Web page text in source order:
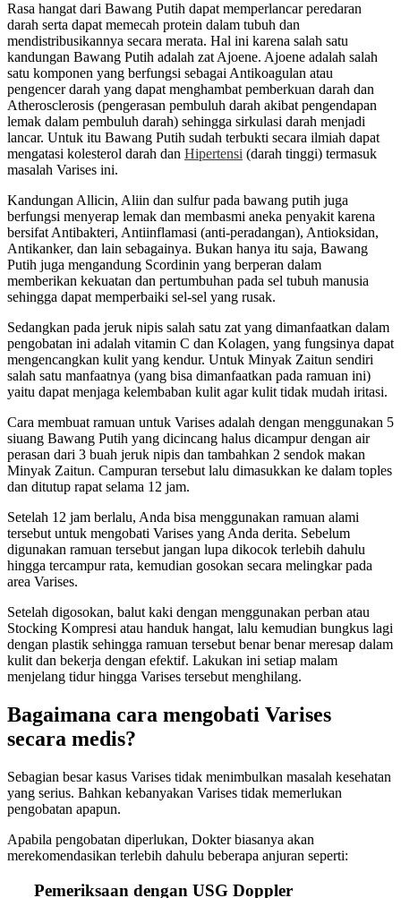
Rasa hangat dari Bawang Putih dapat memperlancar peredaran
darah serta dapat memecah protein dalam tubuh dan
mendistribusikannya secara merata. Hal ini karena salah satu
kandungan Bawang Putih adalah zat Ajoene. Ajoene adalah salah
satu komponen yang berfungsi sebagai Antikoagulan atau
pengencer darah yang dapat menghambat pemberkuan darah dan
Atherosclerosis (pengerasan pembuluh darah akibat pengendapan
lemak dalam pembuluh darah) sehingga sirkulasi darah menjadi
lancar. Untuk itu Bawang Putih sudah terbukti secara ilmiah dapat
mengatasi kolesterol darah dan Hipertensi (darah tinggi) termasuk
masalah Varises ini.
Kandungan Allicin, Aliin dan sulfur pada bawang putih juga
berfungsi menyerap lemak dan membasmi aneka penyakit karena
bersifat Antibakteri, Antiinflamasi (anti-peradangan), Antioksidan,
Antikanker, dan lain sebagainya. Bukan hanya itu saja, Bawang
Putih juga mengandung Scordinin yang berperan dalam
memberikan kekuatan dan pertumbuhan pada sel tubuh manusia
sehingga dapat memperbaiki sel-sel yang rusak.
Sedangkan pada jeruk nipis salah satu zat yang dimanfaatkan dalam
pengobatan ini adalah vitamin C dan Kolagen, yang fungsinya dapat
mengencangkan kulit yang kendur. Untuk Minyak Zaitun sendiri
salah satu manfaatnya (yang bisa dimanfaatkan pada ramuan ini)
yaitu dapat menjaga kelembaban kulit agar kulit tidak mudah iritasi.
Cara membuat ramuan untuk Varises adalah dengan menggunakan 5
siuang Bawang Putih yang dicincang halus dicampur dengan air
perasan dari 3 buah jeruk nipis dan tambahkan 2 sendok makan
Minyak Zaitun. Campuran tersebut lalu dimasukkan ke dalam toples
dan ditutup rapat selama 12 jam.
Setelah 12 jam berlalu, Anda bisa menggunakan ramuan alami
tersebut untuk mengobati Varises yang Anda derita. Sebelum
digunakan ramuan tersebut jangan lupa dikocok terlebih dahulu
hingga tercampur rata, kemudian gosokan secara melingkar pada
area Varises.
Setelah digosokan, balut kaki dengan menggunakan perban atau
Stocking Kompresi atau handuk hangat, lalu kemudian bungkus lagi
dengan plastik sehingga ramuan tersebut benar benar meresap dalam
kulit dan bekerja dengan efektif. Lakukan ini setiap malam
menjelang tidur hingga Varises tersebut menghilang.
Bagaimana cara mengobati Varises
secara medis?
Sebagian besar kasus Varises tidak menimbulkan masalah kesehatan
yang serius. Bahkan kebanyakan Varises tidak memerlukan
pengobatan apapun.
Apabila pengobatan diperlukan, Dokter biasanya akan
merekomendasikan terlebih dahulu beberapa anjuran seperti:
Pemeriksaan dengan USG Doppler